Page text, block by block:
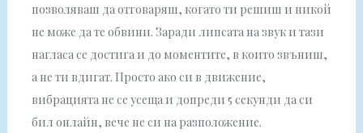
позволяваш да отговаряш, когато ти решиш и никой
не може да те обвини. Заради липсата на звук и тази
нагласа се достига и до моментите, в които звъниш,
а не ти вдигат. Просто ако си в движение,
вибрацията не се усеща и допреди 5 секунди да си
бил онлайн, вече не си на разположение.